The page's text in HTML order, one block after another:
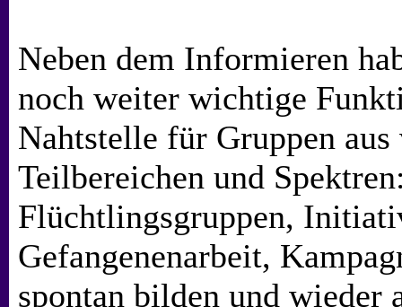
Neben dem Informieren
noch weiter wichtige
Nahtstelle für Gruppen aus
Teilbereichen und
Flüchtlingsgruppen,
Gefangenenarbeit,
spontan bilden und wieder